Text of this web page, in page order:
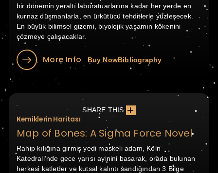
bir dönemin yeraltı laboratuarlarına kadar her yerde en
kurnaz düşmanlarla, en ürkütücü tehditlerle yüzleşecek.
En büyük bilimsel gizemi, biyolojik yaşamın kökenini
çözmeye çalışacaklar.
More Info Buy NowBibliography
SHARE THIS:
Kemiklerin Haritası
Map of Bones: A Sigma Force Novel
Rahip kılığına girmiş yedi maskeli adam, Köln
Katedrali’nde gece yarısı ayinini basarak, orada bulunan
herkesi katleder ve kutsal kalıntı sandığından 3 Bilge